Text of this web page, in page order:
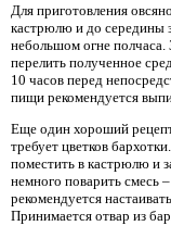
Для приготовления
кастрюлю и до середины
небольшом огне полчаса.
перелить полученное
10 часов перед
пищи рекомендуется
Еще один хороший
требует цветков
поместить в кастрюлю и
немного поварить смесь
рекомендуется
Принимается отвар из